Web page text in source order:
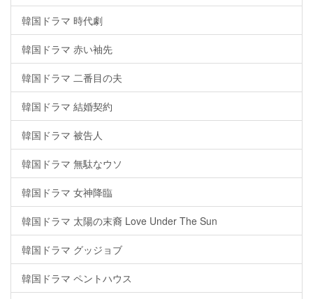
韓国ドラマ 時代劇
韓国ドラマ 赤い袖先
韓国ドラマ 二番目の夫
韓国ドラマ 結婚契約
韓国ドラマ 被告人
韓国ドラマ 無駄なウソ
韓国ドラマ 女神降臨
韓国ドラマ 太陽の末裔 Love Under The Sun
韓国ドラマ グッジョブ
韓国ドラマ ペントハウス